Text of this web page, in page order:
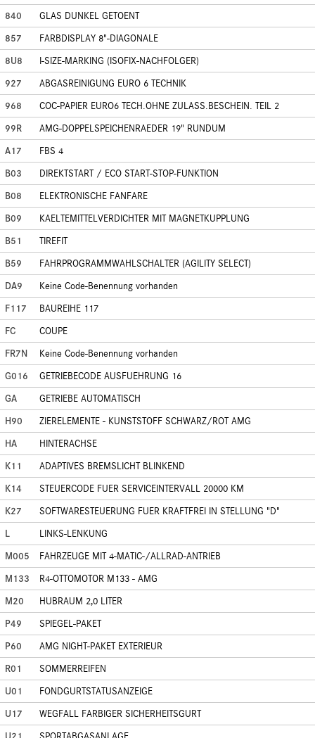
840
GLAS DUNKEL GETOENT
857
FARBDISPLAY 8"-DIAGONALE
8U8
I-SIZE-MARKING (ISOFIX-NACHFOLGER)
927
ABGASREINIGUNG EURO 6 TECHNIK
968
COC-PAPIER EURO6 TECH.OHNE ZULASS.BESCHEIN. TEIL 2
99R
AMG-DOPPELSPEICHENRAEDER 19" RUNDUM
A17
FBS 4
B03
DIREKTSTART / ECO START-STOP-FUNKTION
B08
ELEKTRONISCHE FANFARE
B09
KAELTEMITTELVERDICHTER MIT MAGNETKUPPLUNG
B51
TIREFIT
B59
FAHRPROGRAMMWAHLSCHALTER (AGILITY SELECT)
DA9
Keine Code-Benennung vorhanden
F117
BAUREIHE 117
FC
COUPE
FR7N
Keine Code-Benennung vorhanden
G016
GETRIEBECODE AUSFUEHRUNG 16
GA
GETRIEBE AUTOMATISCH
H90
ZIERELEMENTE - KUNSTSTOFF SCHWARZ/ROT AMG
HA
HINTERACHSE
K11
ADAPTIVES BREMSLICHT BLINKEND
K14
STEUERCODE FUER SERVICEINTERVALL 20000 KM
K27
SOFTWARESTEUERUNG FUER KRAFTFREI IN STELLUNG "D"
L
LINKS-LENKUNG
M005
FAHRZEUGE MIT 4-MATIC-/ALLRAD-ANTRIEB
M133
R4-OTTOMOTOR M133 - AMG
M20
HUBRAUM 2,0 LITER
P49
SPIEGEL-PAKET
P60
AMG NIGHT-PAKET EXTERIEUR
R01
SOMMERREIFEN
U01
FONDGURTSTATUSANZEIGE
U17
WEGFALL FARBIGER SICHERHEITSGURT